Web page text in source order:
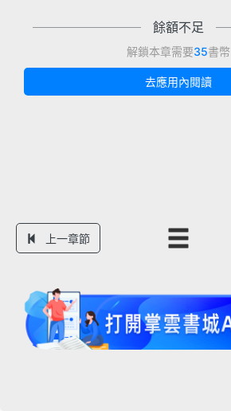
餘額不足
解鎖本章需要35書幣
去應用內閱讀
上一章節